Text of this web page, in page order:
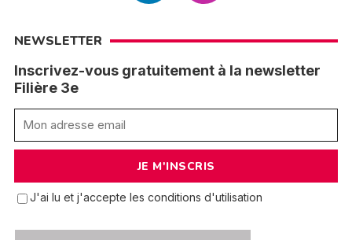
NEWSLETTER
Inscrivez-vous gratuitement à la newsletter
Filière 3e
J'ai lu et j'accepte les conditions d'utilisation